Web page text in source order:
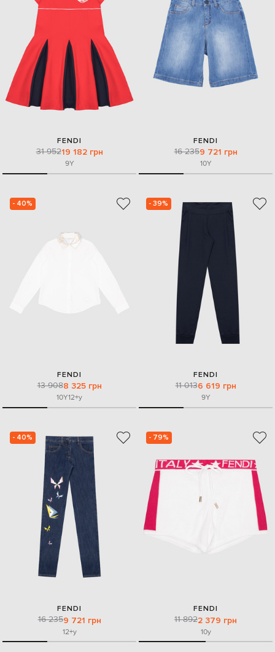
FENDI
31 95219 182 грн
9Y
FENDI
16 2359 721 грн
10Y
- 40%
FENDI
13 9088 325 грн
10Y12+y
- 39%
FENDI
11 0136 619 грн
9Y
- 40%
FENDI
16 2359 721 грн
12+y
- 79%
FENDI
11 8922 379 грн
10y